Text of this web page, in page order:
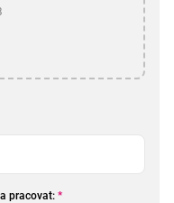
pracovat: *